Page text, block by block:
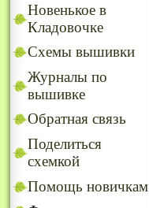
Новенькое в
Кладовочке
Схемы вышивки
Журналы по
вышивке
Обратная связь
Поделиться
схемкой
Помощь новичкам